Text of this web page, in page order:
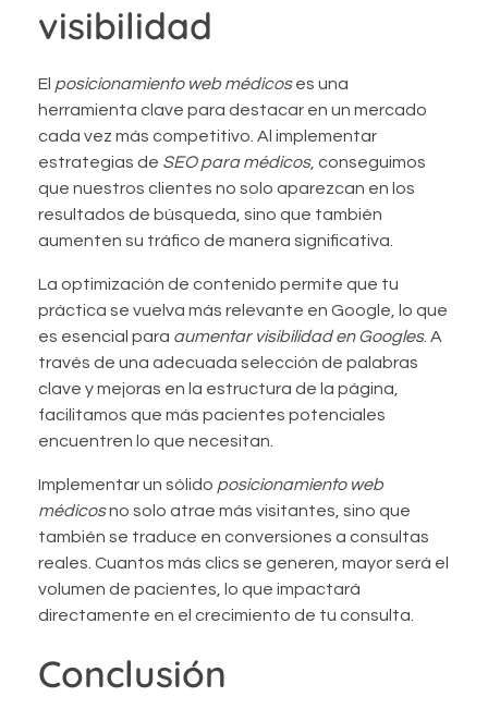
visibilidad
El posicionamiento web médicoses una
herramienta clave para destacar en un mercado
cada vez más competitivo. Al implementar
estrategias de SEO para médicos, conseguimos
que nuestros clientes no solo aparezcan en los
resultados de búsqueda, sino que también
aumenten su tráfico de manera significativa.
La optimización de contenido permite que tu
práctica se vuelva más relevante en Google, lo que
es esencial para aumentar visibilidad en Googles. A
través de una adecuada selección de palabras
clave y mejoras en la estructura de la página,
facilitamos que más pacientes potenciales
encuentren lo que necesitan.
Implementar un sólido posicionamiento web
médicosno solo atrae más visitantes, sino que
también se traduce en conversiones a consultas
reales. Cuantos más clics se generen, mayor será el
volumen de pacientes, lo que impactará
directamente en el crecimiento de tu consulta.
Conclusión